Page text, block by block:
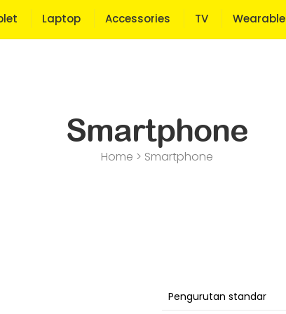
Laptop Accessories TV Wearable
Smartphone
Home > Smartphone